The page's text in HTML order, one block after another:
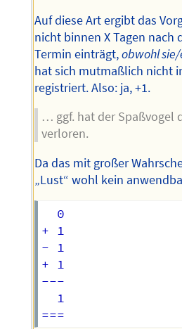
Auf diese Art ergibt das
nicht binnen X Tagen nach
Termin einträgt,obwohl sie/
hat sich mutmaßlich nicht
registriert. Also: ja, +1.
… ggf. hat der Spaßvogel
verloren.
Da das mit großer
„Lust“ wohl kein
  0
+ 1
- 1
+ 1
---
  1